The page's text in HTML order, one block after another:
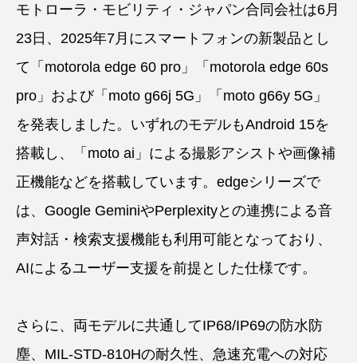
モトローラ・モビリティ・ジャパン合同会社は6月
23日、2025年7月にスマートフォンの新製品とし
て「motorola edge 60 pro」「motorola edge 60s
pro」および「moto g66j 5G」「moto g66y 5G」
を発表しました。いずれのモデルもAndroid 15を
搭載し、「moto ai」による撮影アシストや画像補
正機能などを搭載しています。edgeシリーズで
は、Google GeminiやPerplexityとの連携による音
声対話・検索支援機能も利用可能となっており、
AIによるユーザー支援を前提とした仕様です。
さらに、両モデルに共通してIP68/IP69の防水防
塵、MIL-STD-810Hの耐久性、急速充電への対応